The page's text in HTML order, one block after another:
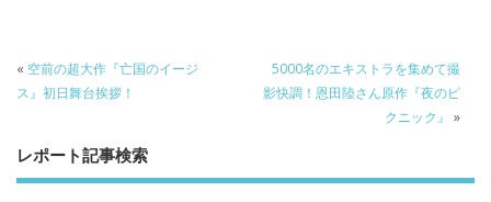
b
o
o
k
er a
« 空前の超大作『亡国のイージ
ス』初日舞台挨拶！
5000名のエキストラを集めて撮
影快調！恩田陸さん原作『夜のピ
クニック』 »
レポート記事検索